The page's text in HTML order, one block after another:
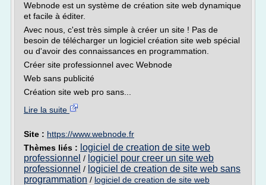
Webnode est un système de création site web dynamique
et facile à éditer.
Avec nous, c'est très simple à créer un site ! Pas de
besoin de télécharger un logiciel création site web spécial
ou d'avoir des connaissances en programmation.
Créer site professionnel avec Webnode
Web sans publicité
Création site web pro sans...
Lire la suite
Site : https://www.webnode.fr
Thèmes liés : logiciel de creation de site web
professionnel / logiciel pour creer un site web
professionnel / logiciel de creation de site web sans
programmation / logiciel de creation de site web